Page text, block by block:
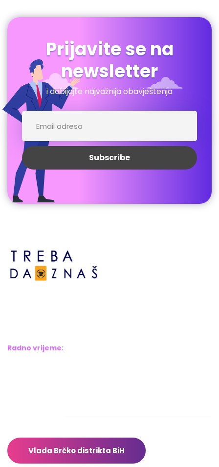
Prijavite se na
newsletter
i dobijajte najvažnija obavještenja
Radno vrijeme:
Vlada Brčko distrikta BiH